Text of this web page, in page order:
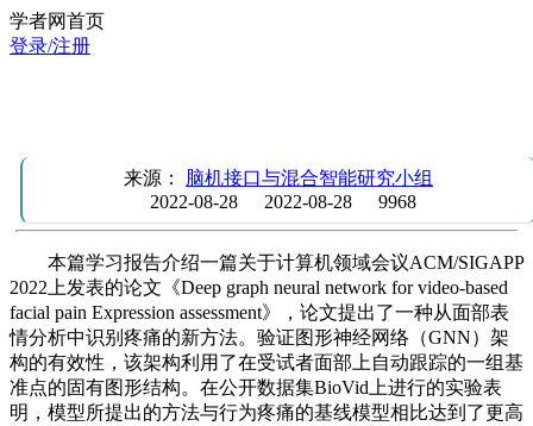
学者网首页
登录/注册
来源： 脑机接口与混合智能研究小组
2022-08-28
2022-08-28 9968
本篇学习报告介绍一篇关于计算机领域会议ACM/SIGAPP
2022上发表的论文《Deep graph neural network for video-based
facial pain Expression assessment》，论文提出了一种从面部表
情分析中识别疼痛的新方法。验证图形神经网络（GNN）架
构的有效性，该架构利用了在受试者面部上自动跟踪的一组基
准点的固有图形结构。在公开数据集BioVid上进行的实验表
明，模型所提出的方法与行为疼痛的基线模型相比达到了更高